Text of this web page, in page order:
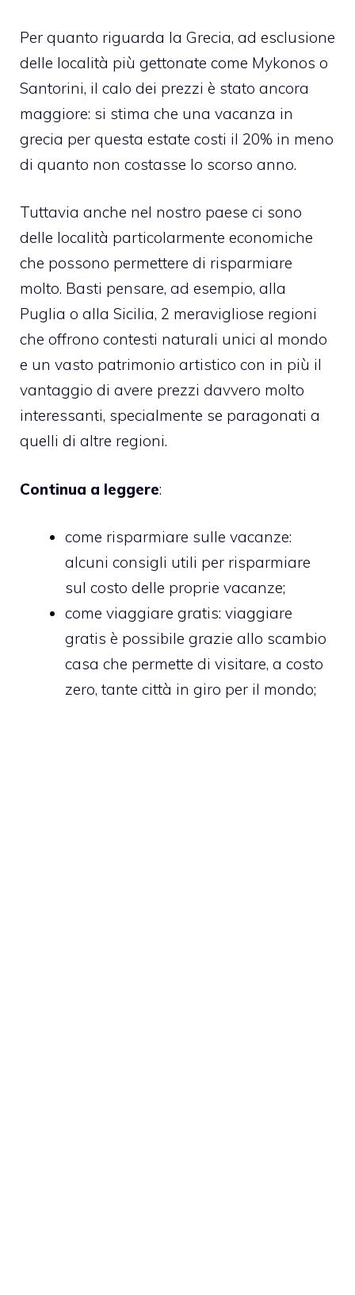
Per quanto riguarda la Grecia, ad esclusione
delle località più gettonate come Mykonos o
Santorini, il calo dei prezzi è stato ancora
maggiore: si stima che una vacanza in
grecia per questa estate costi il 20% in meno
di quanto non costasse lo scorso anno.
Tuttavia anche nel nostro paese ci sono
delle località particolarmente economiche
che possono permettere di risparmiare
molto. Basti pensare, ad esempio, alla
Puglia o alla Sicilia, 2 meravigliose regioni
che offrono contesti naturali unici al mondo
e un vasto patrimonio artistico con in più il
vantaggio di avere prezzi davvero molto
interessanti, specialmente se paragonati a
quelli di altre regioni.
Continua a leggere:
come risparmiare sulle vacanze:
alcuni consigli utili per risparmiare
sul costo delle proprie vacanze;
come viaggiare gratis: viaggiare
gratis è possibile grazie allo scambio
casa che permette di visitare, a costo
zero, tante città in giro per il mondo;